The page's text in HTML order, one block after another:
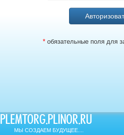
* обязательные поля для
PLEMTORG.PLINOR.RU
МЫ СОЗДАЕМ БУДУЩЕЕ....